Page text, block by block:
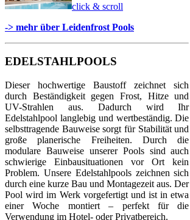
click & scroll
-> mehr über Leidenfrost Pools
EDELSTAHLPOOLS
Dieser hochwertige Baustoff zeichnet sich
durch Beständigkeit gegen Frost, Hitze und
UV-Strahlen aus. Dadurch wird Ihr
Edelstahlpool langlebig und wertbeständig. Die
selbsttragende Bauweise sorgt für Stabilität und
große planerische Freiheiten. Durch die
modulare Bauweise unserer Pools sind auch
schwierige Einbausituationen vor Ort kein
Problem. Unsere Edelstahlpools zeichnen sich
durch eine kurze Bau und Montagezeit aus. Der
Pool wird im Werk vorgefertigt und ist in etwa
einer Woche montiert – perfekt für die
Verwendung im Hotel- oder Privatbereich.